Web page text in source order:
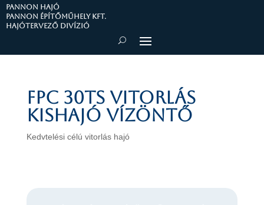
PANNON HAJÓ
Pannon Építőműhely Kft.
Hajótervező divízió
FPC 30TS vitorlás
kishajó Vízöntő
Kedvtelési célú vitorlás hajó